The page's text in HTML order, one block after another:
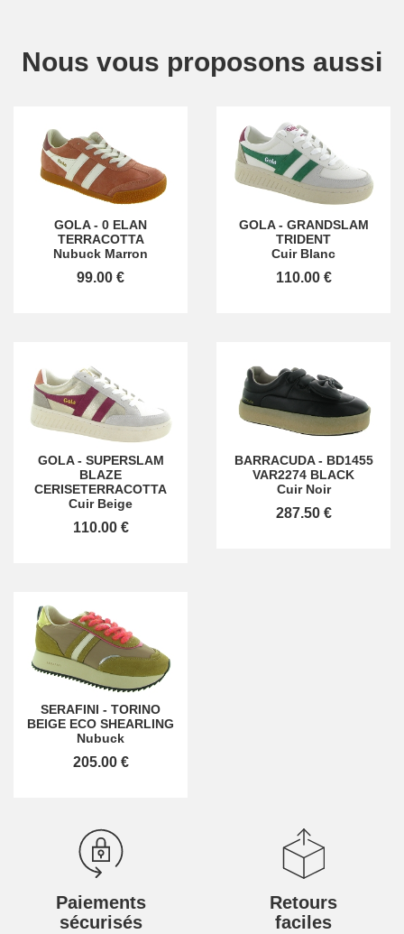
Nous vous proposons aussi
GOLA- 0 ELAN
TERRACOTTA
Nubuck Marron
99.00 €
GOLA- GRANDSLAM
TRIDENT
Cuir Blanc
110.00 €
GOLA- SUPERSLAM
BLAZE
CERISETERRACOTTA
Cuir Beige
110.00 €
BARRACUDA- BD1455
VAR2274 BLACK
Cuir Noir
287.50 €
SERAFINI - TORINO
BEIGE ECO SHEARLING
Nubuck
205.00 €
Paiements
sécurisés
Retours
faciles